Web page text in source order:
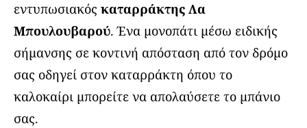
εντυπωσιακός καταρράκτης Λα
Μπουλουβαρού. Ένα μονοπάτι μέσω ειδικής
σήμανσης σε κοντινή απόσταση από τον δρόμο
σας οδηγεί στον καταρράκτη όπου το
καλοκαίρι μπορείτε να απολαύσετε το μπάνιο
σας.